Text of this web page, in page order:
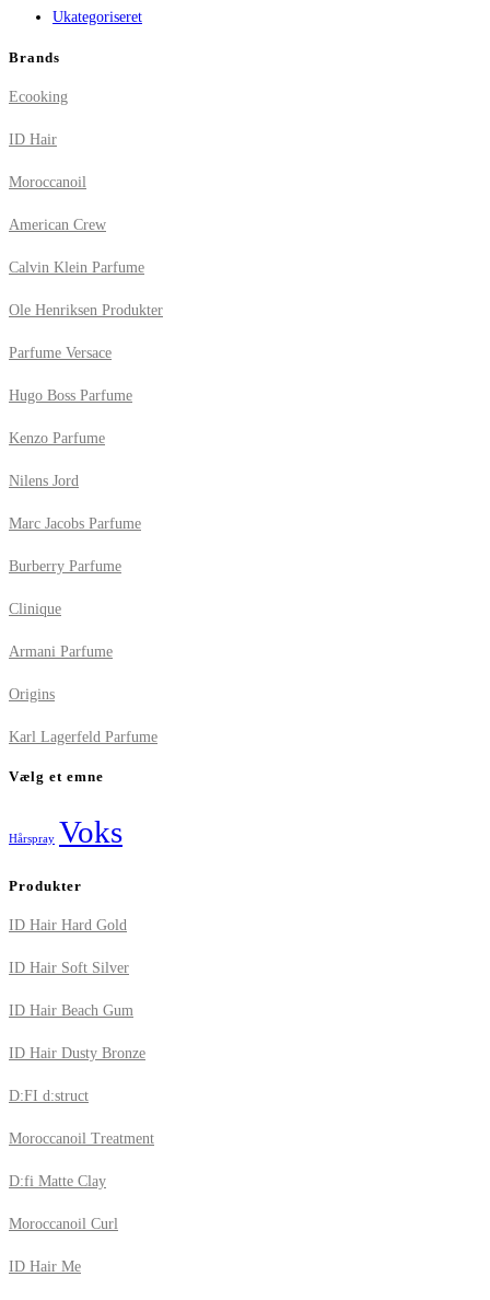
Ukategoriseret
Brands
Ecooking
ID Hair
Moroccanoil
American Crew
Calvin Klein Parfume
Ole Henriksen Produkter
Parfume Versace
Hugo Boss Parfume
Kenzo Parfume
Nilens Jord
Marc Jacobs Parfume
Burberry Parfume
Clinique
Armani Parfume
Origins
Karl Lagerfeld Parfume
Vælg et emne
Hårspray Voks
Produkter
ID Hair Hard Gold
ID Hair Soft Silver
ID Hair Beach Gum
ID Hair Dusty Bronze
D:FI d:struct
Moroccanoil Treatment
D:fi Matte Clay
Moroccanoil Curl
ID Hair Me